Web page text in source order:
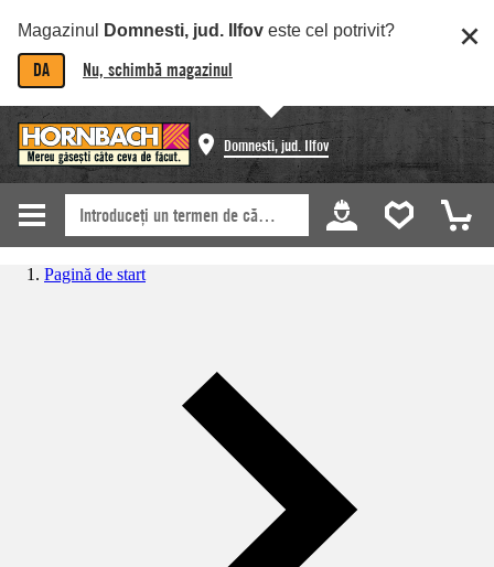
Magazinul Domnesti, jud. Ilfov este cel potrivit?
DA Nu, schimbă magazinul
Domnesti, jud. Ilfov
Pagină de start